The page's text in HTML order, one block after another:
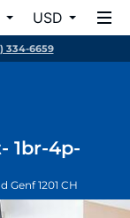
USD
334-6659
1br-4p-
Genf1201 CH